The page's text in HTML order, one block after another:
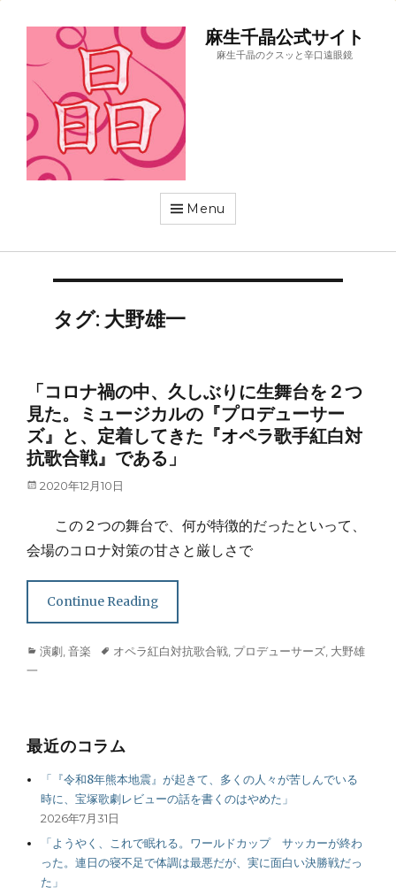
麻生千晶公式サイト
麻生千晶のクスッと辛口遠眼鏡
Menu
タグ: 大野雄一
「コロナ禍の中、久しぶりに生舞台を２つ
見た。ミュージカルの『プロデューサー
ズ』と、定着してきた『オペラ歌手紅白対
抗歌合戦』である」
Posted
2020年12月10日
この２つの舞台で、何が特徴的だったといって、
会場のコロナ対策の甘さと厳しさで
Continue Reading
Categories
演劇 音楽 Tagsオペラ紅白対抗歌合戦 プロデューサーズ 大野雄
一
最近のコラム
「『令和8年熊本地震』が起きて、多くの人々が苦しんでいる
時に、宝塚歌劇レビューの話を書くのはやめた」
2026年7月31日
「ようやく、これで眠れる。ワールドカップ サッカーが終わ
った。連日の寝不足で体調は最悪だが、実に面白い決勝戦だっ
た」